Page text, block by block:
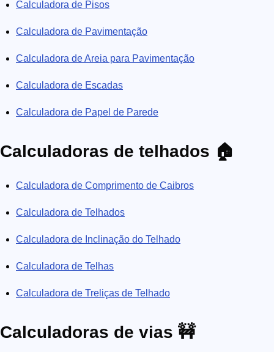
Calculadora de Pisos
Calculadora de Pavimentação
Calculadora de Areia para Pavimentação
Calculadora de Escadas
Calculadora de Papel de Parede
Calculadoras de telhados 🏠
Calculadora de Comprimento de Caibros
Calculadora de Telhados
Calculadora de Inclinação do Telhado
Calculadora de Telhas
Calculadora de Treliças de Telhado
Calculadoras de vias 🚧